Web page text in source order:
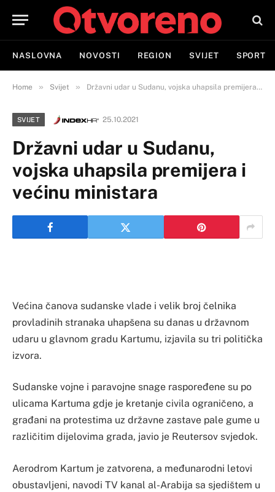
NASLOVNA NOVOSTI REGION SVIJET SPORT
Home » Svijet » Državni udar u Sudanu, vojska uhapsila premijera i većinu ministara
SVIJET 25.10.2021
Državni udar u Sudanu,
vojska uhapsila premijera i
većinu ministara
Većina čanova sudanske vlade i velik broj čelnika
provladinih stranaka uhapšena su danas u državnom
udaru u glavnom gradu Kartumu, izjavila su tri politička
izvora.
Sudanske vojne i paravojne snage raspoređene su po
ulicama Kartuma gdje je kretanje civila ograničeno, a
građani na protestima uz državne zastave pale gume u
različitim dijelovima grada, javio je Reutersov svjedok.
Aerodrom Kartum je zatvorena, a međunarodni letovi
obustavljeni, navodi TV kanal al-Arabija sa sjedištem u